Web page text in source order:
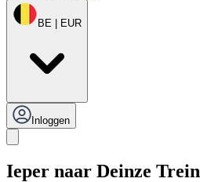
BE | EUR
Inloggen
Ieper naar Deinze Trein